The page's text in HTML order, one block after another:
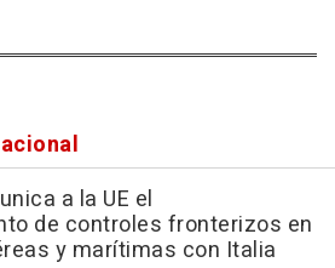
a la UE el
de controles fronterizos en
y marítimas con Italia